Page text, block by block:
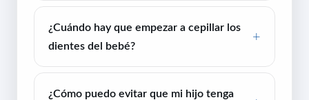
¿Cuándo hay que empezar a cepillar los
dientes del bebé?
¿Cómo puedo evitar que mi hijo tenga